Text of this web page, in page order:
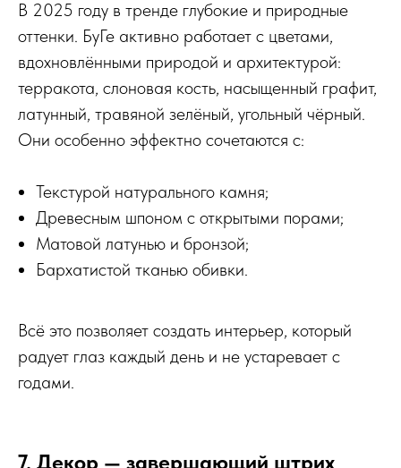
В 2025 году в тренде глубокие и природные
оттенки. БуГе активно работает с цветами,
вдохновлёнными природой и архитектурой:
терракота, слоновая кость, насыщенный графит,
латунный, травяной зелёный, угольный чёрный.
Они особенно эффектно сочетаются с:
Текстурой натурального камня;
Древесным шпоном с открытыми порами;
Матовой латунью и бронзой;
Бархатистой тканью обивки.
Всё это позволяет создать интерьер, который
радует глаз каждый день и не устаревает с
годами.
7. Декор — завершающий штрих